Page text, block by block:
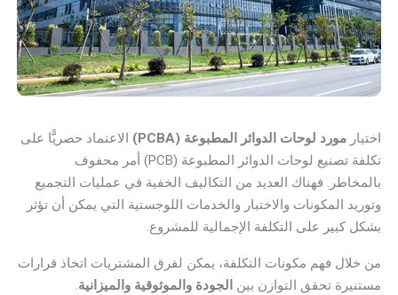
اختيارمورد لوحات الدوائر المطبوعة (PCBA)
الاعتماد حصريًّا على
تكلفة تصنيع لوحات الدوائر المطبوعة (PCB) أمر محفوف
بالمخاطر. فهناك العديد من التكاليف الخفية في عمليات التجميع
وتوريد المكونات والاختبار والخدمات اللوجستية التي يمكن أن تؤثر
بشكل كبير على التكلفة الإجمالية للمشروع.
من خلال فهم مكونات التكلفة، يمكن لفرق المشتريات اتخاذ قرارات
مستنيرة تحقق التوازن بين الجودة والموثوقية والميزانية.